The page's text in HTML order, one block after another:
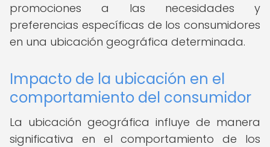
promociones a las necesidades y
preferencias específicas de los consumidores
en una ubicación geográfica determinada.
Impacto de la ubicación en el
comportamiento del consumidor
La ubicación geográfica influye de manera
significativa en el comportamiento de los